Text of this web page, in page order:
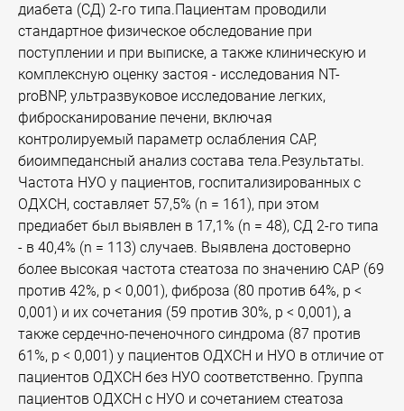
диабета (СД) 2-го типа.Пациентам проводили
стандартное физическое обследование при
поступлении и при выписке, а также клиническую и
комплексную оценку застоя - исследования NT-
proBNP, ультразвуковое исследование легких,
фибросканирование печени, включая
контролируемый параметр ослабления CAP,
биоимпедансный анализ состава тела.Результаты.
Частота НУО у пациентов, госпитализированных с
ОДХСН, составляет 57,5% (n = 161), при этом
предиабет был выявлен в 17,1% (n = 48), СД 2-го типа
- в 40,4% (n = 113) случаев. Выявлена достоверно
более высокая частота стеатоза по значению CAP (69
против 42%, р < 0,001), фиброза (80 против 64%, р <
0,001) и их сочетания (59 против 30%, р < 0,001), а
также сердечно-печеночного синдрома (87 против
61%, р < 0,001) у пациентов ОДХСН и НУО в отличие от
пациентов ОДХСН без НУО соответственно. Группа
пациентов ОДХСН с НУО и сочетанием стеатоза